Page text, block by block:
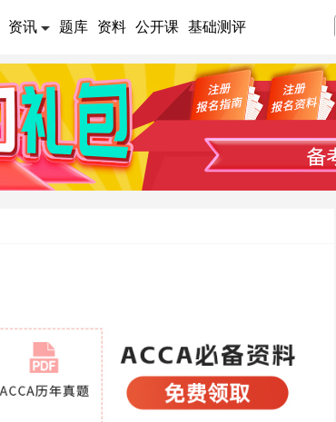
资讯 题库 资料 公开课 基础测评